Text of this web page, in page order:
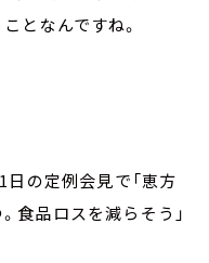
となんですね。
の定例会見で「恵方
食品ロスを減らそう」